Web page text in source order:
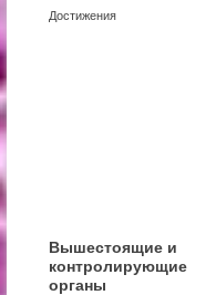
Достижения
Вышестоящие и
контролирующие
органы